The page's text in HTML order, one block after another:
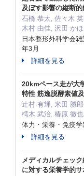
及ぼす影響の縦断
石橋 恭太, 佐々木
木村 由佳, 沢田 か
日本整形外科学会
年3月
詳細を見る
20kmペース走が大
特性 筋逸脱酵素値
辻村 有輝, 米田 勝
樗木 武治, 椿原 徹
体力・栄養・免疫
詳細を見る
メディカルチェッ
に対する栄養学的